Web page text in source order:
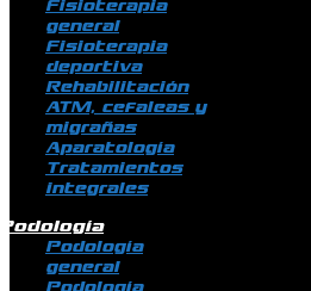
Fisioterapia
general
Fisioterapia
deportiva
Rehabilitación
ATM, cefaleas y
migrañas
Aparatología
Tratamientos
integrales
Podología
general
Podología